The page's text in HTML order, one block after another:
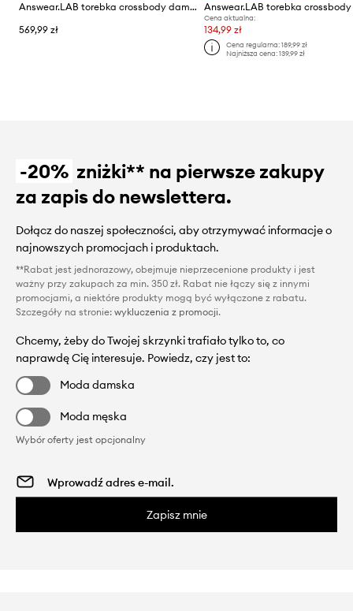
Answear.LAB torebka crossbody damska skórzana
569,99 zł
Cena aktualna:
134,99 zł
Cena regularna: 189,99 zł
Najniższa cena: 139,99 zł
-20% zniżki** na pierwsze zakupy
za zapis do newslettera.
Dołącz do naszej społeczności, aby otrzymywać informacje o
najnowszych promocjach i produktach.
**Rabat jest jednorazowy, obejmuje nieprzecenione produkty i jest
ważny przy zakupach za min. 350 zł. Rabat nie łączy się z innymi
promocjami, a niektóre produkty mogą być wyłączone z rabatu.
Szczegóły na stronie: wykluczenia z promocji.
Chcemy, żeby do Twojej skrzynki trafiało tylko to, co
naprawdę Cię interesuje. Powiedz, czy jest to:
Moda damska
Moda męska
Wybór oferty jest opcjonalny
Zapisz mnie